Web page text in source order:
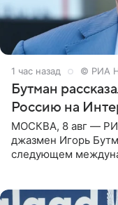
1 час назад © РИА
Бутман
Россию на
МОСКВА, 8 авг —
джазмен Игорь
следующем